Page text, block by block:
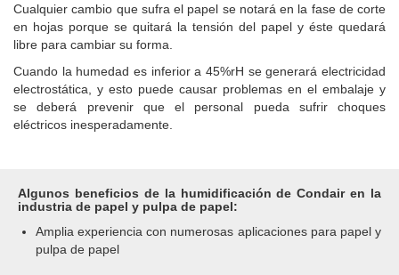
Cualquier cambio que sufra el papel se notará en la fase de corte
en hojas porque se quitará la tensión del papel y éste quedará
libre para cambiar su forma.
Cuando la humedad es inferior a 45%rH se generará electricidad
electrostática, y esto puede causar problemas en el embalaje y
se deberá prevenir que el personal pueda sufrir choques
eléctricos inesperadamente.
Algunos beneficios de la humidificación de Condair en la
industria de papel y pulpa de papel:
Amplia experiencia con numerosas aplicaciones para papel y
pulpa de papel